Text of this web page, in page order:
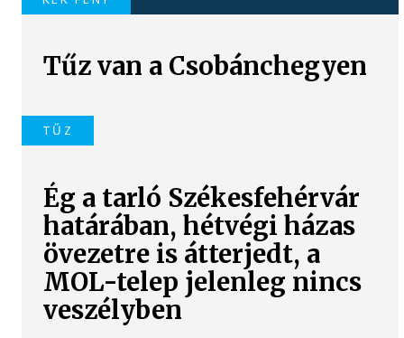
Tűz van a Csobánchegyen
TŰZ
Ég a tarló Székesfehérvár
határában, hétvégi házas
övezetre is átterjedt, a
MOL-telep jelenleg nincs
veszélyben